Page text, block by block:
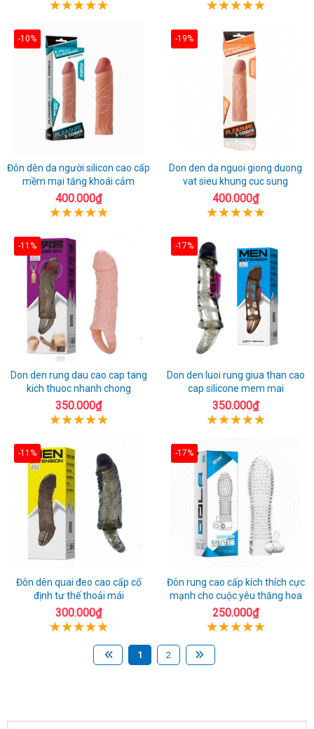
-10%
Đôn dên da người silicon cao cấp
mềm mại tăng khoái cảm
400.000₫
-19%
Don den da nguoi giong duong
vat sieu khung cuc sung
400.000₫
-11%
Don den rung dau cao cap tang
kich thuoc nhanh chong
350.000₫
-17%
Don den luoi rung giua than cao
cap silicone mem mai
350.000₫
-11%
Đôn dên quai đeo cao cấp cố
định tư thế thoải mái
300.000₫
-17%
Đôn rung cao cấp kích thích cực
mạnh cho cuộc yêu thăng hoa
250.000₫
1 2